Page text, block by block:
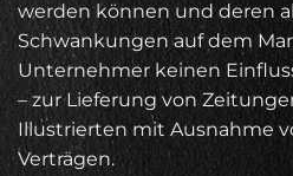
werden können und deren
Schwankungen auf dem
Unternehmer keinen
– zur Lieferung von
Illustrierten mit Ausnahme
Verträgen.